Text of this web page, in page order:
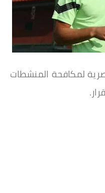
لمكافحة المنشطات